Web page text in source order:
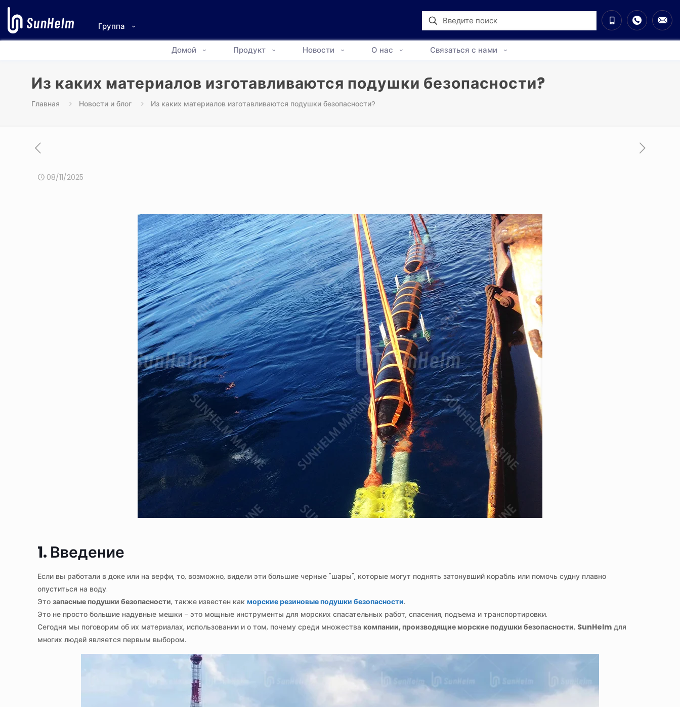
Группа
Домой Продукт Новости О нас Связаться с нами
Из каких материалов изготавливаются подушки безопасности?
Главная Новости и блог Из каких материалов изготавливаются подушки безопасности?
08/11/2025
1. Введение
Если вы работали в доке или на верфи, то, возможно, видели эти большие черные "шары", которые могут поднять затонувший корабль или помочь судну плавно
опуститься на воду.
Этозапасные подушки безопасности, также известен какморские резиновые подушки безопасности.
Это не просто большие надувные мешки - это мощные инструменты для морских спасательных работ, спасения, подъема и транспортировки.
Сегодня мы поговорим об их материалах, использовании и о том, почему среди множествакомпании, производящие морские подушки безопасности, SunHelm для
многих людей является первым выбором.